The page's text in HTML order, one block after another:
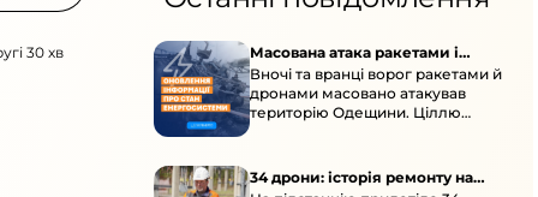
30 хв
Масована атака ракетами і
дронами по Одещині
Вночі та вранці ворог ракетами й
дронами масовано атакував
територію Одещини. Ціллю
стали об’єкти цивільної
34 дрони: історія ремонту на